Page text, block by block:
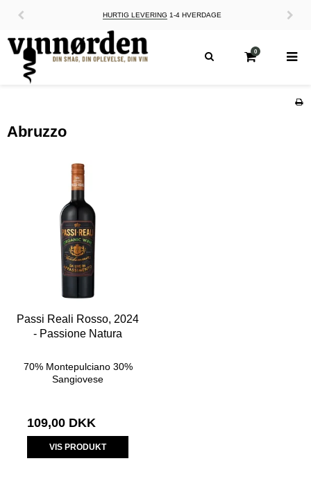
HURTIG LEVERING 1-4 HVERDAGE
0
Abruzzo
Passi Reali Rosso, 2024
- Passione Natura
70% Montepulciano 30%
Sangiovese
109,00 DKK
VIS PRODUKT